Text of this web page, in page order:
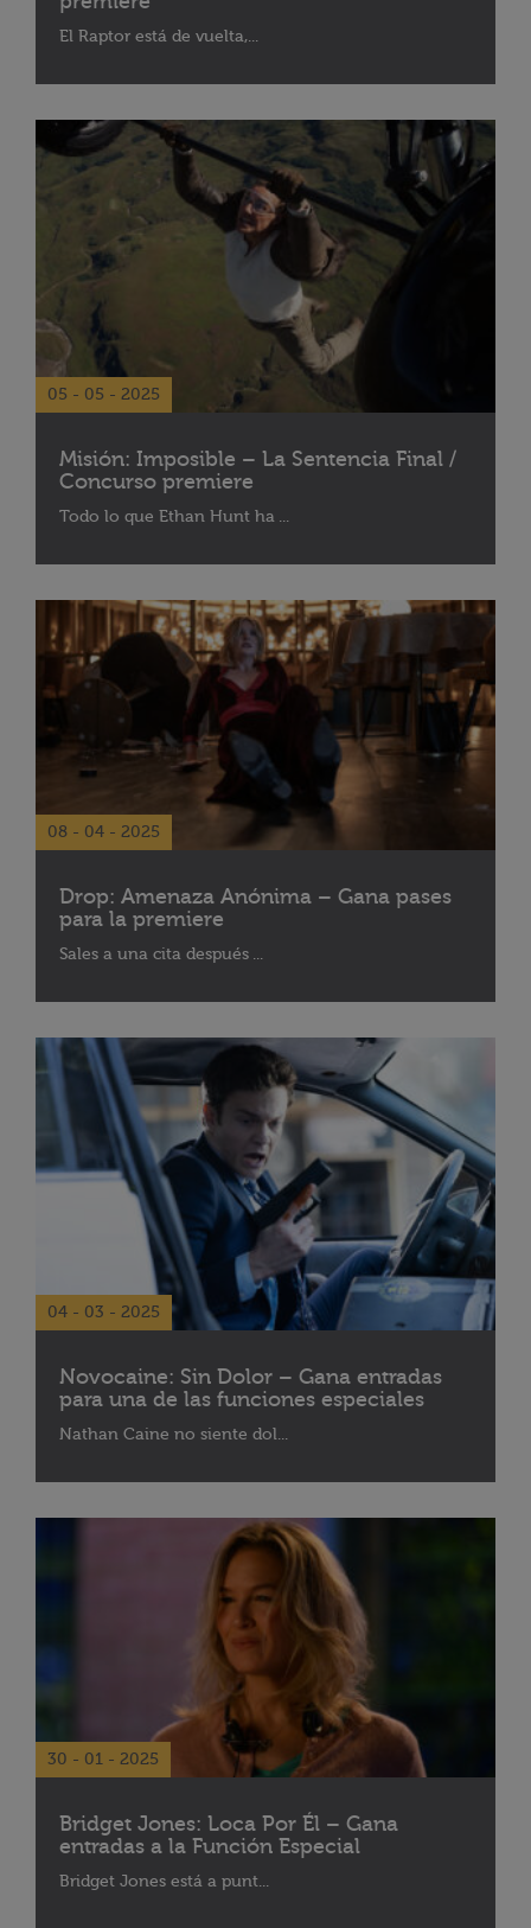
El Raptor está de vuelta,...
05 - 05 - 2025
Misión: Imposible – La Sentencia Final /
Concurso premiere
Todo lo que Ethan Hunt ha ...
08 - 04 - 2025
Drop: Amenaza Anónima – Gana pases
para la premiere
Sales a una cita después ...
04 - 03 - 2025
Novocaine: Sin Dolor – Gana entradas
para una de las funciones especiales
Nathan Caine no siente dol...
30 - 01 - 2025
Bridget Jones: Loca Por Él – Gana
entradas a la Función Especial
Bridget Jones está a punt...